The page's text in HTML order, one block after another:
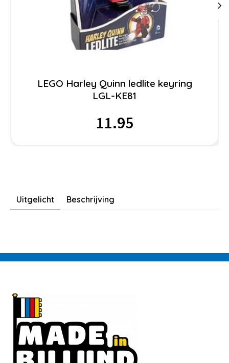
LEGO Harley Quinn ledlite keyring
LGL-KE81
11.95
Uitgelicht Beschrijving